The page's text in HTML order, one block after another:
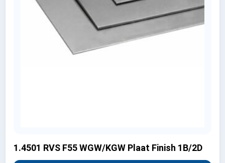
1.4501 RVS F55 WGW/KGW Plaat Finish 1B/2D